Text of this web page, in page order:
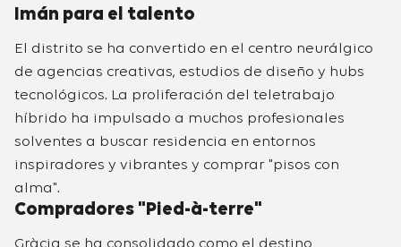
Imán para el talento
El distrito se ha convertido en el centro neurálgico
de agencias creativas, estudios de diseño y hubs
tecnológicos. La proliferación del teletrabajo
híbrido ha impulsado a muchos profesionales
solventes a buscar residencia en entornos
inspiradores y vibrantes y comprar "pisos con
alma".
Compradores "Pied-à-terre"